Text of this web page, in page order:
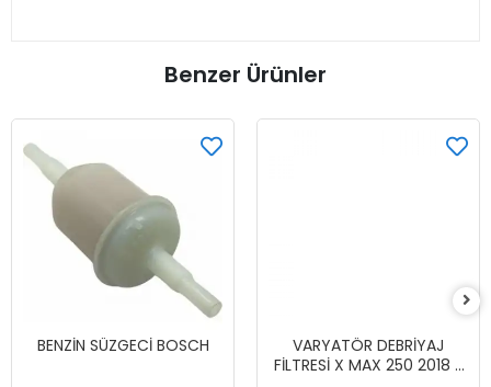
Benzer Ürünler
BENZİN SÜZGECİ BOSCH
VARYATÖR DEBRİYAJ
FİLTRESİ X MAX 250 2018 -